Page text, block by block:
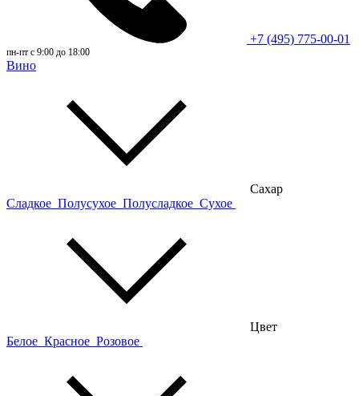
+7 (495) 775-00-01
пн-пт с 9:00 до 18:00
Вино
Сахар
Сладкое Полусухое Полусладкое Сухое
Цвет
Белое Красное Розовое